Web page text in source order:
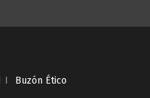
I
Buzón Ético